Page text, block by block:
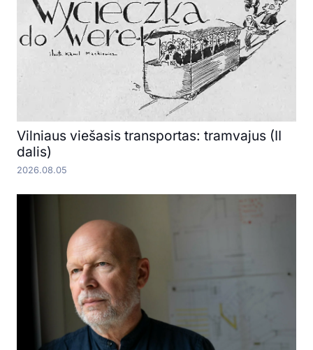
Vilniaus viešasis transportas: tramvajus (II
dalis)
2026.08.05